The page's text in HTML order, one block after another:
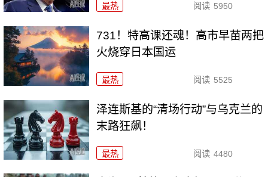
最热 阅读 5950
731！特高课还魂！高市早苗两把
火烧穿日本国运
最热 阅读 5525
泽连斯基的“清场行动”与乌克兰的
末路狂飙！
最热 阅读 4480